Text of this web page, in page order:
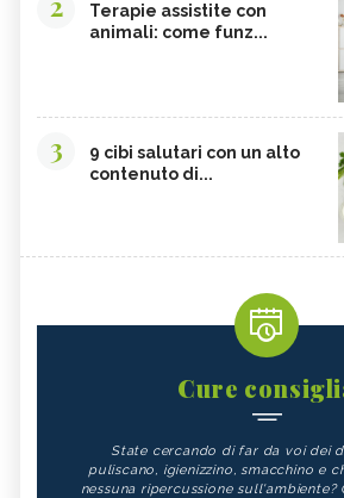
Terapie assistite con
animali: come funz...
3
9 cibi salutari con un alto
contenuto di...
Cure
State cercando di far da voi dei
puliscano, igienizzino, smacchino e
nessuna ripercussione sull'ambiente?